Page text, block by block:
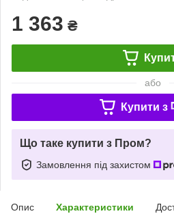
1 363 ₴
або
Купити з
Що таке купити з Пром?
Замовлення під захистом
Опис Характеристики